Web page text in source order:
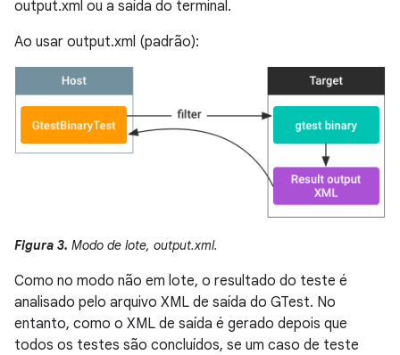
output.xml ou a saída do terminal.
Ao usar output.xml (padrão):
Figura 3. Modo de lote, output.xml.
Como no modo não em lote, o resultado do teste é
analisado pelo arquivo XML de saída do GTest. No
entanto, como o XML de saída é gerado depois que
todos os testes são concluídos, se um caso de teste